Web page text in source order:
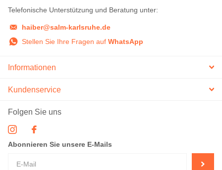
Telefonische Unterstützung und Beratung unter:
haiber@salm-karlsruhe.de
Stellen Sie Ihre Fragen auf WhatsApp
Informationen
Kundenservice
Folgen Sie uns
Abonnieren Sie unsere E-Mails